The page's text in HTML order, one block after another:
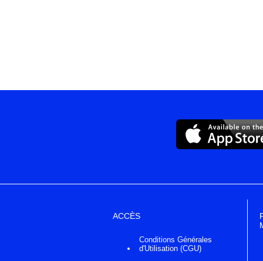
ACCÈS
Conditions Générales
d'Utilisation (CGU)